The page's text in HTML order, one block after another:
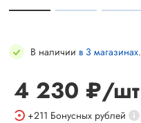
В наличии в 3 магазинах.
4 230 ₽/шт
+211 Бонусных рублей